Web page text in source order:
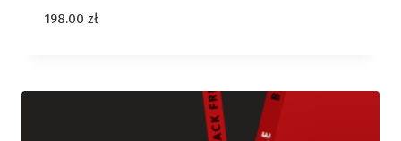
198.00 zł